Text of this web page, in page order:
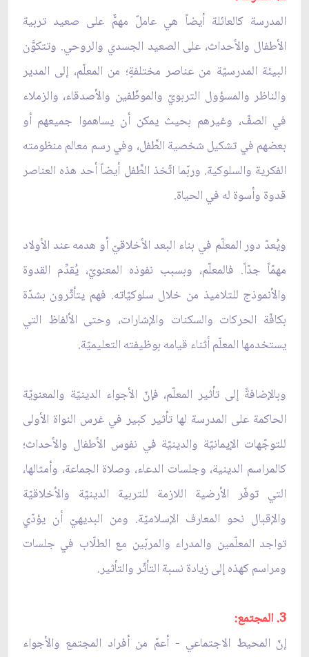
المدرسة كالعائلة أيضاً هي عاملٌ مهمٌّ على صعيد تربية
الأطفال والأحداث، على الصعيد الجسدي والروحي. وتتكوَّن
البيئة المدرسيّة من عناصر مختلفةٍ؛ من المعلّم، إلى المدير
والناظر والمسؤول التربويّ والموظّفين والأصدقاء، والزملاء
في الصفّ، وغيرهم بحيث يمكن أن يساهموا جميعهم أو
بعضهم في تشكيل شخصية الطِّفل، وفي رسم معالم منظومته
الفكرية والسلوكية. وربّما اتّخذ الطِّفل أيضاً أحد هذه العناصر
قدوة وأسوة له في الحياة.
ويُعدّ دور المعلّم في بناء البعد الأخلاقيّ أو هدمه عند الأولاد
مهمّاً جدّاً. فالمعلّم، وبسبب نفوذه المعنويّ، يُقدِّم القدوة
والأنموذج للتلاميذ من خلال سلوكيّاته. فهم يتأثّرون بشدّة
بكافّة الحركات والسكنات والإشارات، وحتى الألفاظ التي
يستخدمها المعلّم أثناء قيامه بوظيفته التعليميّة.
وبالإضافةً إلى تأثير المعلّم، فإنّ الأجواء الدينيّة والمعنويّة
الحاكمة على المدرسة لها تأثير كبير في غرس النواة الأولى
للتوجّهات الإيمانيّة والدينيّة في نفوس الأطفال والأحداث؛
كالمراسم الدينية، وجلسات الدعاء، وصلاة الجماعة، وأمثالها،
التي توفّر الأرضية اللازمة للتربية الدينيّة والأخلاقيّة
والإقبال نحو المعارف الإسلاميّة. ومن البديهيّ أن يؤدّي
تواجد المعلّمين والمدراء والمربّين مع الطلّاب في جلسات
ومراسم كهذه إلى زيادة نسبة التأثّر والتأثير.
3. المجتمع:
إنّ المحيط الاجتماعي - أعمّ من أفراد المجتمع والأجواء